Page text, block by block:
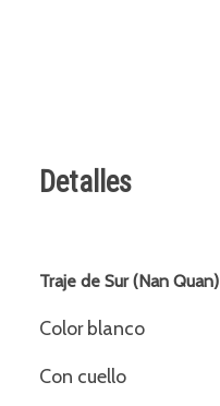
Detalles
Traje de Sur (Nan Quan)
Color blanco
Con cuello